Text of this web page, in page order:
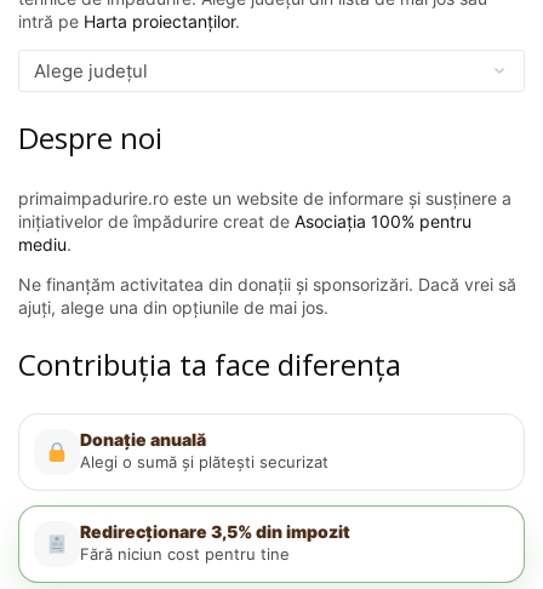
intră pe Harta proiectanților.
Despre noi
primaimpadurire.ro este un website de informare și susținere a
inițiativelor de împădurire creat de Asociația 100% pentru
mediu.
Ne finanțăm activitatea din donații și sponsorizări. Dacă vrei să
ajuți, alege una din opțiunile de mai jos.
Contribuția ta face diferența
Donație anuală
Alegi o sumă și plătești securizat
Redirecționare 3,5% din impozit
Fără niciun cost pentru tine